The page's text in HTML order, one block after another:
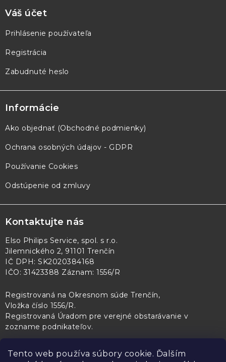
Tento web používa súbory cookie. Ďalším
Váš účet
Prihlásenie používateľa
Registrácia
Zabudnuté heslo
Informácie
Ako objednať (Obchodné podmienky)
Ochrana osobných údajov - GDPR
Používanie Cookies
Odstúpenie od zmluvy
Kontaktujte nás
Elso Philips Service, spol. s r.o.
Jilemnického 2, 91101 Trenčín
IČ DPH: SK2020384168
IČO: 31423388 Záznam: 1556/R
Registrovaná na Okresnom súde Trenčín,
Vložka číslo 1556/R.
Registrovaná Úradom pre verejné obstarávanie v
zozname podnikateľov.